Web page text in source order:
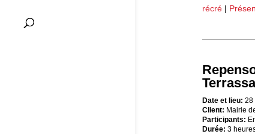
récré |
Terrassa
Date et lieu: 28
Client: Mairie
Participants:
Durée: 3